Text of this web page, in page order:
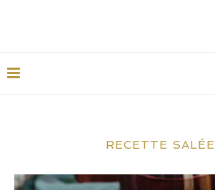
RECETTE SALÉE